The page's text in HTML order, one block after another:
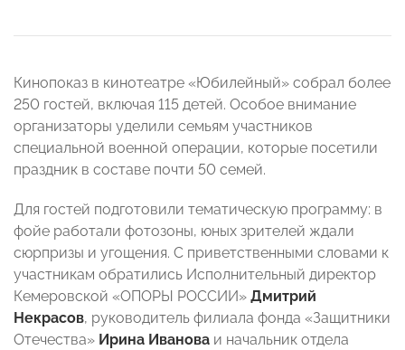
Кинопоказ в кинотеатре «Юбилейный» собрал более
250 гостей, включая 115 детей. Особое внимание
организаторы уделили семьям участников
специальной военной операции, которые посетили
праздник в составе почти 50 семей.
Для гостей подготовили тематическую программу: в
фойе работали фотозоны, юных зрителей ждали
сюрпризы и угощения. С приветственными словами к
участникам обратились Исполнительный директор
Кемеровской «ОПОРЫ РОССИИ» Дмитрий
Некрасов, руководитель филиала фонда «Защитники
Отечества» Ирина Иванова и начальник отдела